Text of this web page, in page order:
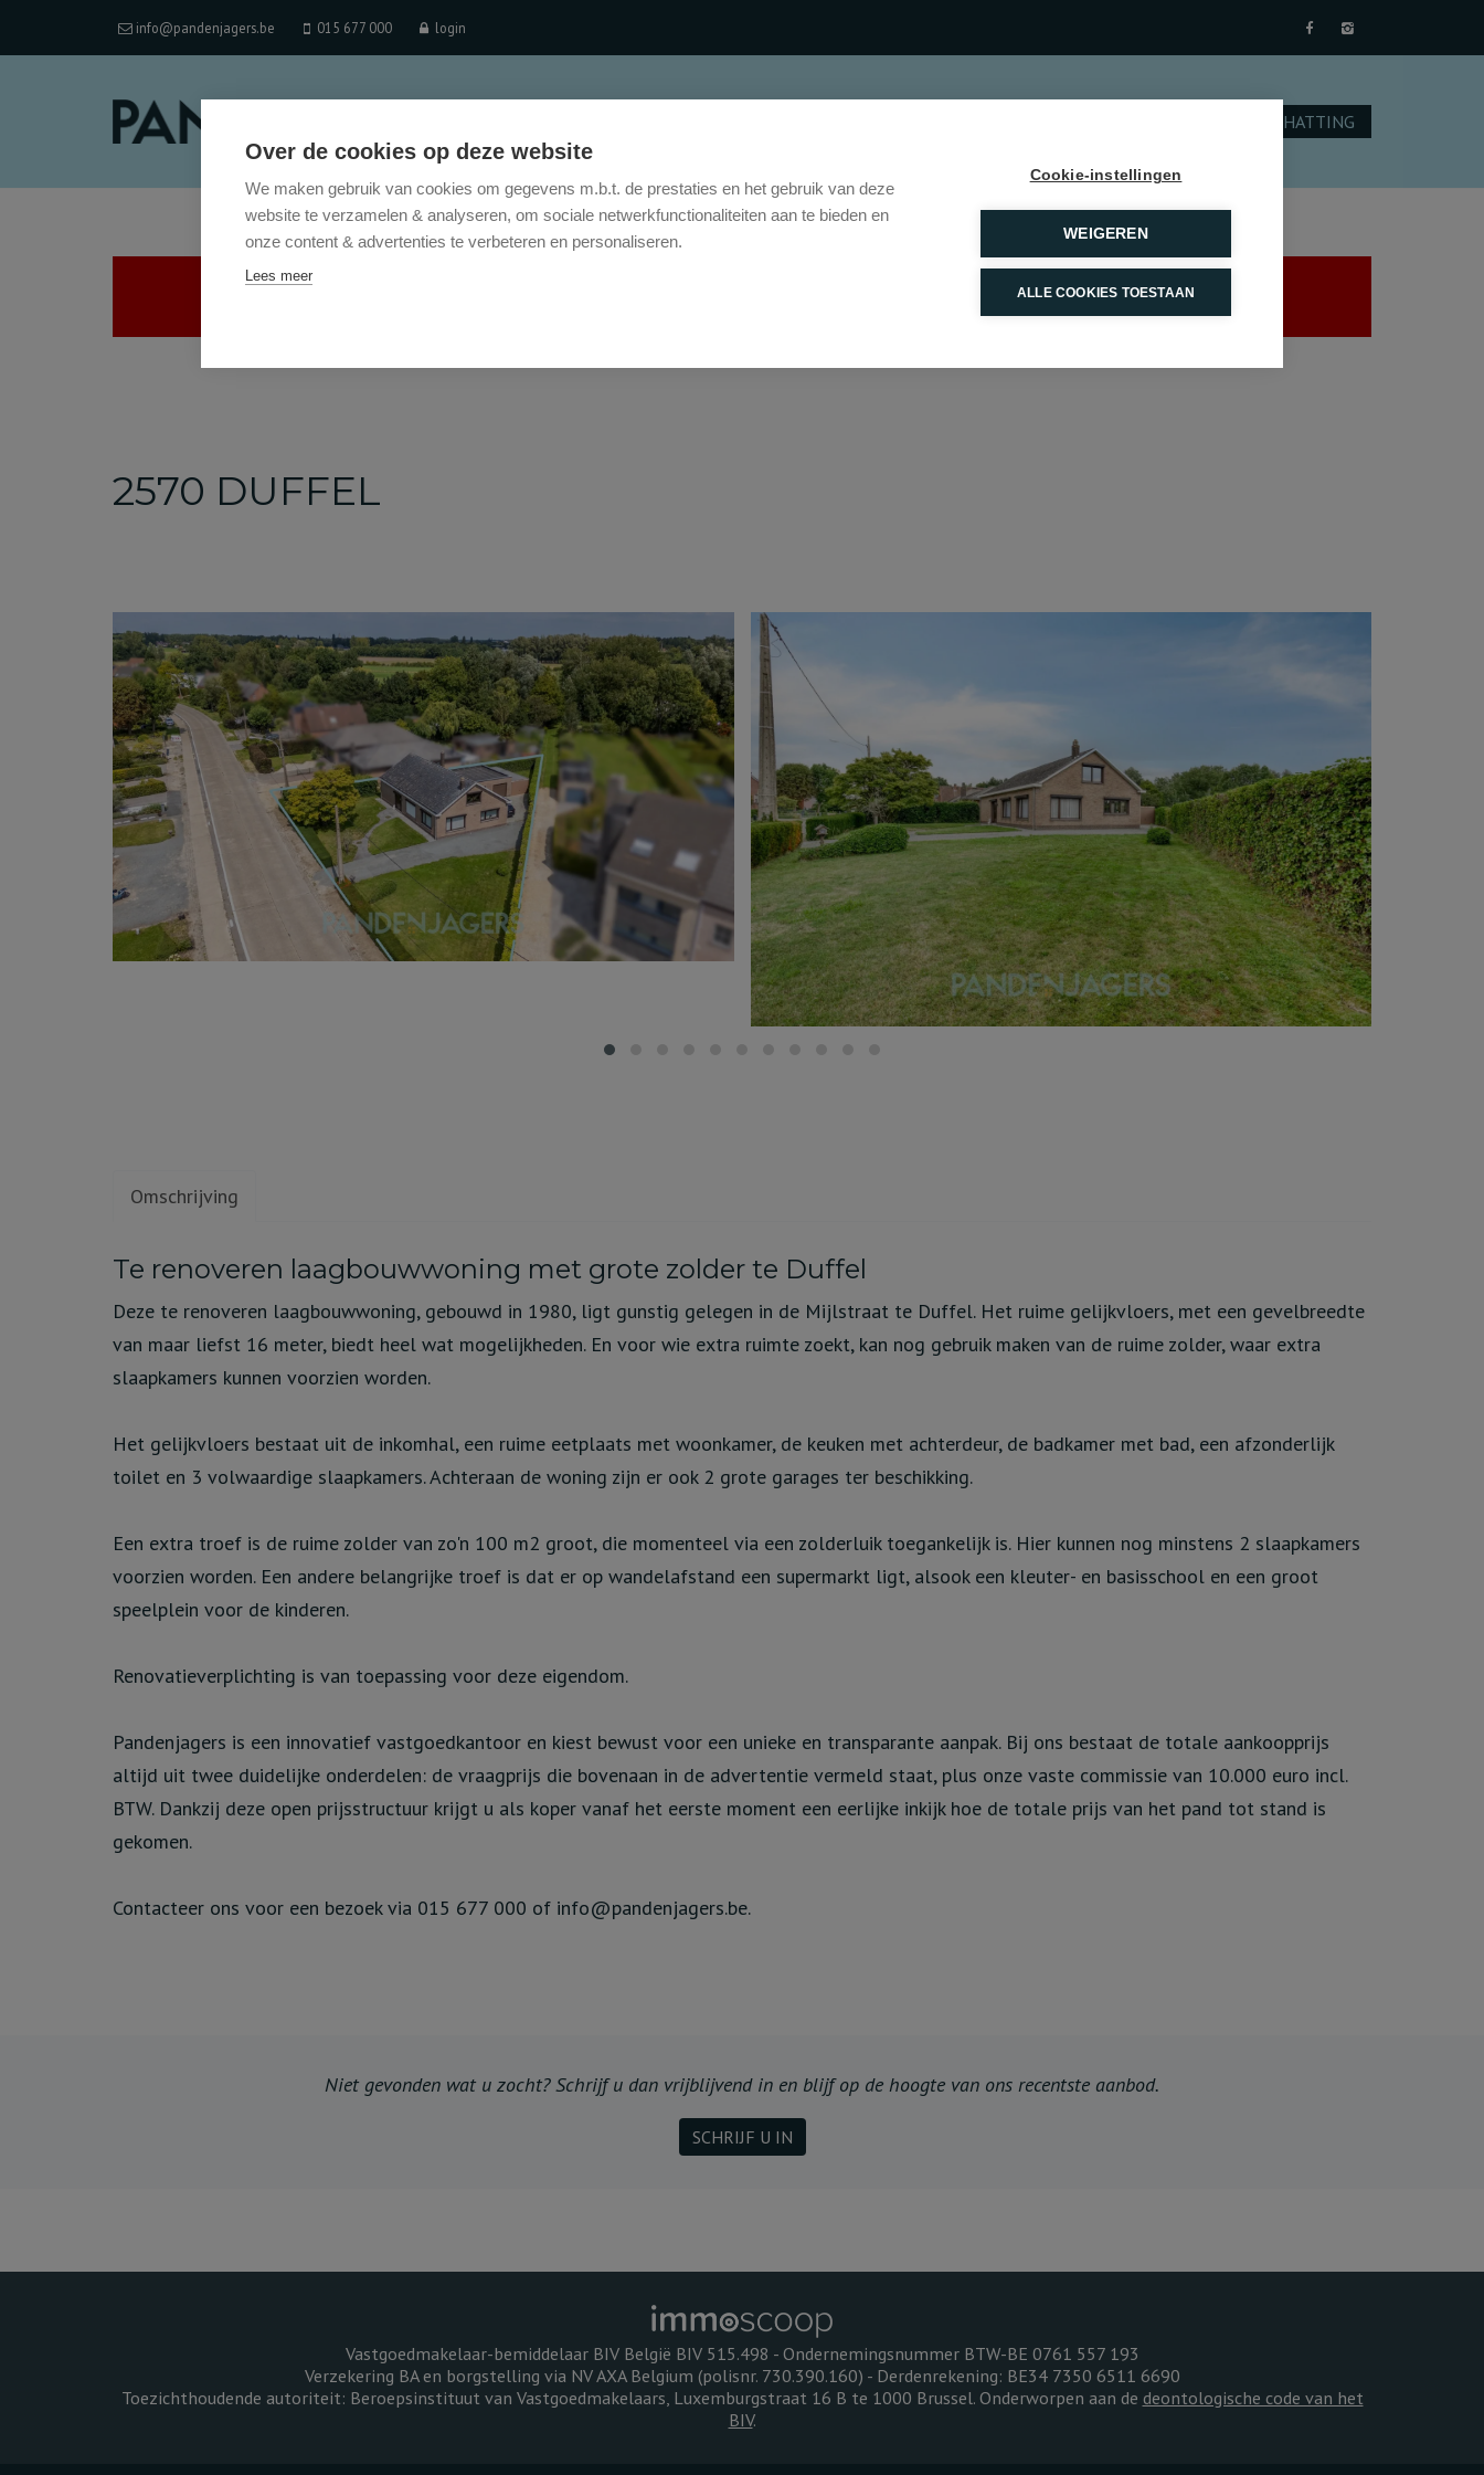
info@pandenjagers.be 015 677 000 login
GRATIS SCHATTING
2570 DUFFEL
Omschrijving
Omschrijving
Te renoveren laagbouwwoning met grote zolder te Duffel
Deze te renoveren laagbouwwoning, gebouwd in 1980, ligt gunstig gelegen in de Mijlstraat te Duffel. Het ruime gelijkvloers, met een gevelbreedte
van maar liefst 16 meter, biedt heel wat mogelijkheden. En voor wie extra ruimte zoekt, kan nog gebruik maken van de ruime zolder, waar extra
slaapkamers kunnen voorzien worden.
Het gelijkvloers bestaat uit de inkomhal, een ruime eetplaats met woonkamer, de keuken met achterdeur, de badkamer met bad, een afzonderlijk
toilet en 3 volwaardige slaapkamers. Achteraan de woning zijn er ook 2 grote garages ter beschikking.
Een extra troef is de ruime zolder van zo'n 100 m2 groot, die momenteel via een zolderluik toegankelijk is. Hier kunnen nog minstens 2 slaapkamers
voorzien worden. Een andere belangrijke troef is dat er op wandelafstand een supermarkt ligt, alsook een kleuter- en basisschool en een groot
speelplein voor de kinderen.
Renovatieverplichting is van toepassing voor deze eigendom.
Pandenjagers is een innovatief vastgoedkantoor en kiest bewust voor een unieke en transparante aanpak. Bij ons bestaat de totale aankoopprijs
altijd uit twee duidelijke onderdelen: de vraagprijs die bovenaan in de advertentie vermeld staat, plus onze vaste commissie van 10.000 euro incl.
BTW. Dankzij deze open prijsstructuur krijgt u als koper vanaf het eerste moment een eerlijke inkijk hoe de totale prijs van het pand tot stand is
gekomen.
Contacteer ons voor een bezoek via 015 677 000 of info@pandenjagers.be.
Niet gevonden wat u zocht? Schrijf u dan vrijblijvend in en blijf op de hoogte van ons recentste aanbod.
SCHRIJF U IN
Vastgoedmakelaar-bemiddelaar BIV België BIV 515.498 - Ondernemingsnummer BTW-BE 0761 557 193
Verzekering BA en borgstelling via NV AXA Belgium (polisnr. 730.390.160) - Derdenrekening: BE34 7350 6511 6690
Toezichthoudende autoriteit: Beroepsinstituut van Vastgoedmakelaars, Luxemburgstraat 16 B te 1000 Brussel. Onderworpen aan de deontologische code van het
BIV.
Over de cookies op deze website
We maken gebruik van cookies om gegevens m.b.t. de prestaties en het gebruik van deze
website te verzamelen & analyseren, om sociale netwerkfunctionaliteiten aan te bieden en
onze content & advertenties te verbeteren en personaliseren.
Lees meer
Cookie-instellingen
WEIGEREN
ALLE COOKIES TOESTAAN